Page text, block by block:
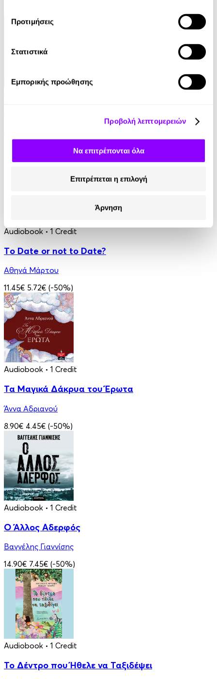
Προτιμήσεις
Στατιστικά
Εμπορικής προώθησης
Προβολή λεπτομερειών
Να επιτρέπονται όλα
Επιτρέπεται η επιλογή
Άρνηση
Audiobook • 1 Credit
Τo Date or not to Date?
Αθηνά Μάρτου
11.45€ 5.72€ (-50%)
Audiobook • 1 Credit
Τα Μαγικά Δάκρυα του Έρωτα
Άννα Αδριανού
8.90€ 4.45€ (-50%)
Audiobook • 1 Credit
Ο Άλλος Αδερφός
Βαγγέλης Γιαννίσης
14.90€ 7.45€ (-50%)
Audiobook • 1 Credit
Το Δέντρο που Ήθελε να Ταξιδέψει